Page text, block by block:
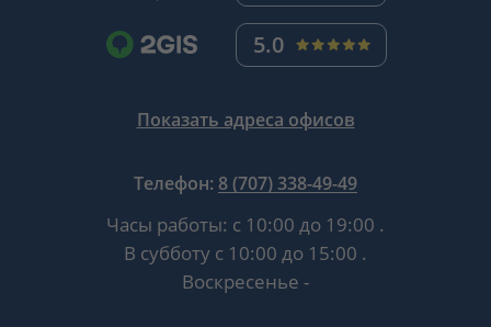
5.0
Показать адреса офисов
Телефон: 8 (707) 338-49-49
Часы работы: с 10:00 до 19:00 .
В субботу с 10:00 до 15:00 .
Воскресенье -